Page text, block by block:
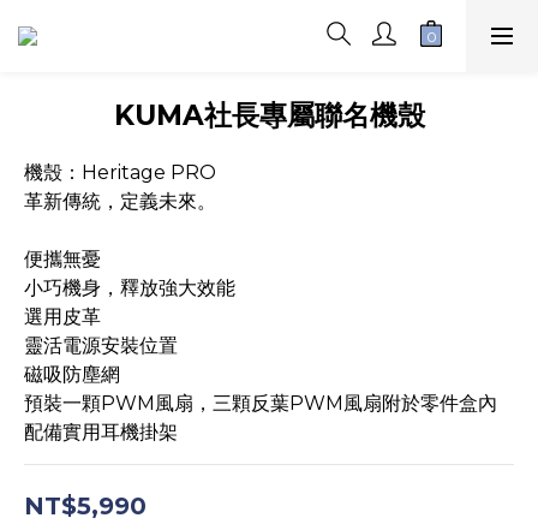
KUMA社長專屬聯名機殼
機殼：Heritage PRO
革新傳統，定義未來。
便攜無憂
小巧機身，釋放強大效能
選用皮革
靈活電源安裝位置
磁吸防塵網
預裝一顆PWM風扇，三顆反葉PWM風扇附於零件盒內
配備實用耳機掛架
NT$5,990